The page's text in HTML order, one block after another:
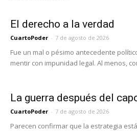
El derecho a la verdad
CuartoPoder - 7 de agosto de 2026
Fue un mal o pésimo antecedente
mentir con impunidad legal. Al menos,
La guerra después del
CuartoPoder - 7 de agosto de 2026
Parecen confirmar que la estrategia